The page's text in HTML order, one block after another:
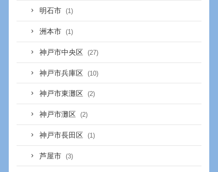
明石市 (1)
洲本市 (1)
神戸市中央区 (27)
神戸市兵庫区 (10)
神戸市東灘区 (2)
神戸市灘区 (2)
神戸市長田区 (1)
芦屋市 (3)